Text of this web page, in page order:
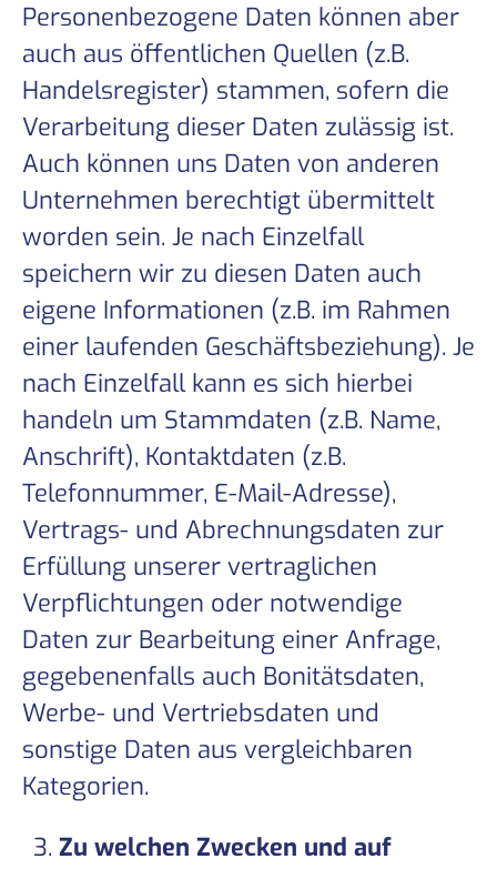
Personenbezogene Daten können aber
auch aus öffentlichen Quellen (z.B.
Handelsregister) stammen, sofern die
Verarbeitung dieser Daten zulässig ist.
Auch können uns Daten von anderen
Unternehmen berechtigt übermittelt
worden sein. Je nach Einzelfall
speichern wir zu diesen Daten auch
eigene Informationen (z.B. im Rahmen
einer laufenden Geschäftsbeziehung). Je
nach Einzelfall kann es sich hierbei
handeln um Stammdaten (z.B. Name,
Anschrift), Kontaktdaten (z.B.
Telefonnummer, E-Mail-Adresse),
Vertrags- und Abrechnungsdaten zur
Erfüllung unserer vertraglichen
Verpflichtungen oder notwendige
Daten zur Bearbeitung einer Anfrage,
gegebenenfalls auch Bonitätsdaten,
Werbe- und Vertriebsdaten und
sonstige Daten aus vergleichbaren
Kategorien.
Zu welchen Zwecken und auf